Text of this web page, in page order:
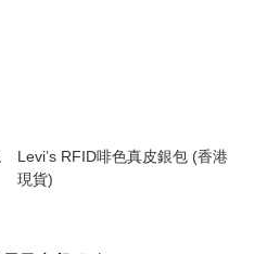
Levi’s RFID啡色真皮銀包 (香港
現貨)